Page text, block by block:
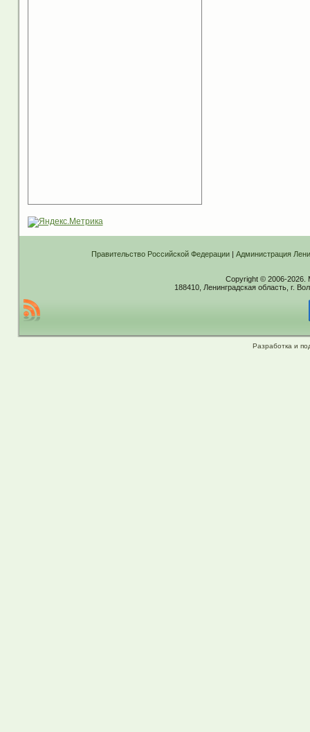
Правительство Российской Федерации| Администрация
Copyright © 2006-2026.
188410, Ленинградская область, г.
Разработка и